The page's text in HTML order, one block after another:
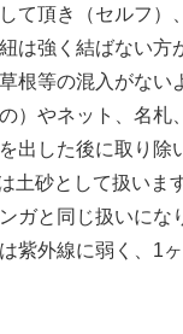
て頂き（セルフ）
は強く結ばない方
根等の混入がない
）やネット、名札
出した後に取り除
土砂として扱いま
ガと同じ扱いにな
紫外線に弱く、1